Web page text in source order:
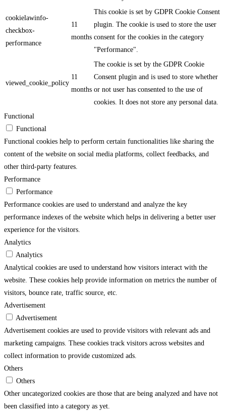
cookielawinfo-
checkbox-
performance
11
months
This cookie is set by GDPR Cookie Consent
plugin. The cookie is used to store the user
consent for the cookies in the category
"Performance".
viewed_cookie_policy
11
months
The cookie is set by the GDPR Cookie
Consent plugin and is used to store whether
or not user has consented to the use of
cookies. It does not store any personal data.
Functional
Functional
Functional cookies help to perform certain functionalities like sharing the
content of the website on social media platforms, collect feedbacks, and
other third-party features.
Performance
Performance
Performance cookies are used to understand and analyze the key
performance indexes of the website which helps in delivering a better user
experience for the visitors.
Analytics
Analytics
Analytical cookies are used to understand how visitors interact with the
website. These cookies help provide information on metrics the number of
visitors, bounce rate, traffic source, etc.
Advertisement
Advertisement
Advertisement cookies are used to provide visitors with relevant ads and
marketing campaigns. These cookies track visitors across websites and
collect information to provide customized ads.
Others
Others
Other uncategorized cookies are those that are being analyzed and have not
been classified into a category as yet.